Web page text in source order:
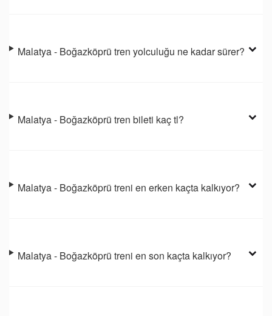
Malatya - Boğazköprü tren yolculuğu ne kadar sürer?
Malatya - Boğazköprü tren bileti kaç tl?
Malatya - Boğazköprü treni en erken kaçta kalkıyor?
Malatya - Boğazköprü treni en son kaçta kalkıyor?